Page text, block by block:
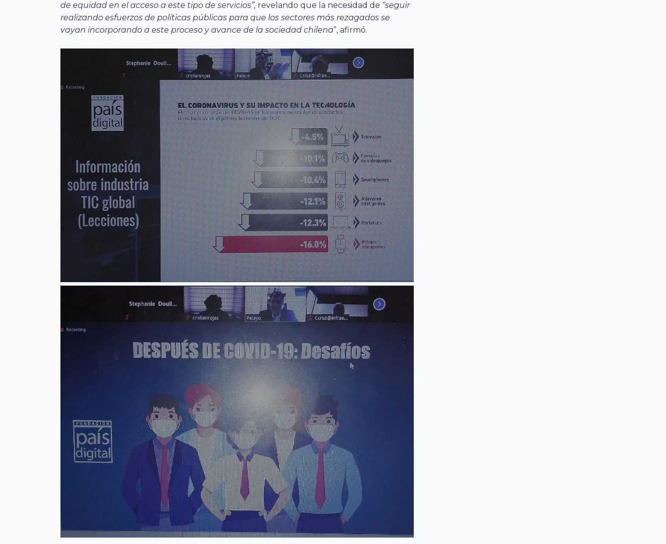
de equidad en el acceso a este tipo de servicios”, revelando que la necesidad de “seguir
realizando esfuerzos de políticas públicas para que los sectores más rezagados se
vayan incorporando a este proceso y avance de la sociedad chilena”, afirmó.